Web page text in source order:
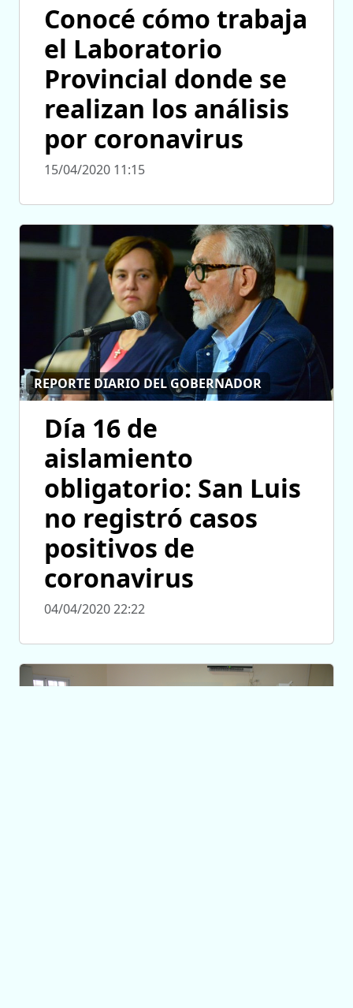
Conocé cómo trabaja
el Laboratorio
Provincial donde se
realizan los análisis
por coronavirus
15/04/2020 11:15
REPORTE DIARIO DEL GOBERNADOR
Día 16 de
aislamiento
obligatorio: San Luis
no registró casos
positivos de
coronavirus
04/04/2020 22:22